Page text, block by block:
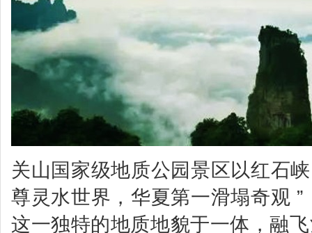
关山国家级地质公园景区以红石
尊灵水世界，华夏第一滑塌奇观
这一独特的地质地貌于一体，融